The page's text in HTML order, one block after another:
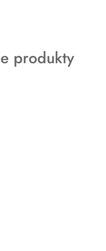
produkty